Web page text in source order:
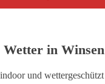
Wetter in Winsen
und